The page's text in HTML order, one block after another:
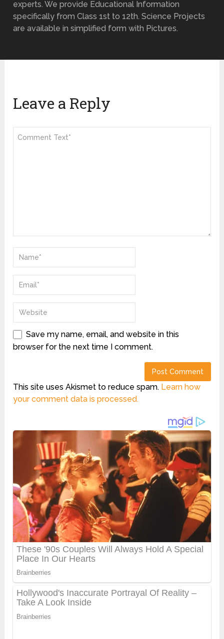
experts. We provide Educational Information
specifically from Class 1st to 12th. Science Projects
are available in simplified form with Pictures.
Leave a Reply
Save my name, email, and website in this
browser for the next time I comment.
This site uses Akismet to reduce spam. Learn how
your comment data is processed.